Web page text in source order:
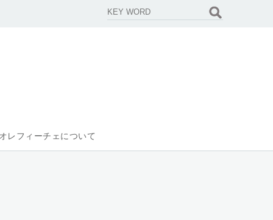
レフィーチェについて